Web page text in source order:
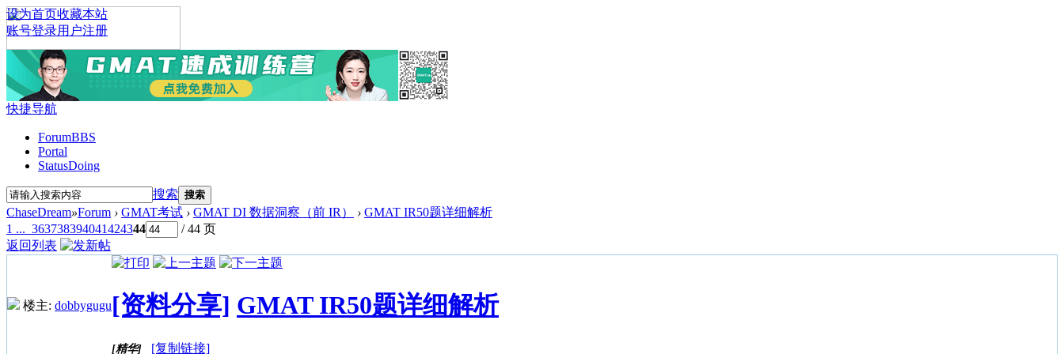
设为首页收藏本站
账号登录用户注册
快捷导航
ForumBBS
Portal
StatusDoing
搜索 搜索
ChaseDream»Forum › GMAT考试 › GMAT DI 数据洞察（前 IR） › GMAT IR50题详细解析
1 ... 363738394041424344
/ 44 页
返回列表
楼主: dobbygugu[资料分享] GMAT IR50题详细解析
[精华] [复制链接]